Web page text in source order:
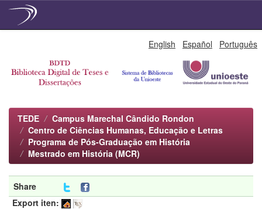
English Español Português
TEDE
Campus Marechal Cândido Rondon
Centro de Ciências Humanas, Educação e Letras
Programa de Pós-Graduação em História
Mestrado em História (MCR)
Share
Export iten: